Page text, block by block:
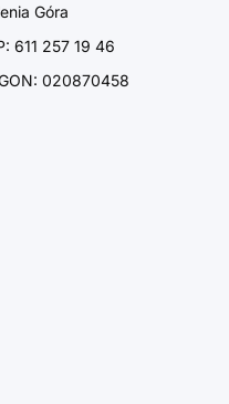
Góra
611 257 19 46
020870458